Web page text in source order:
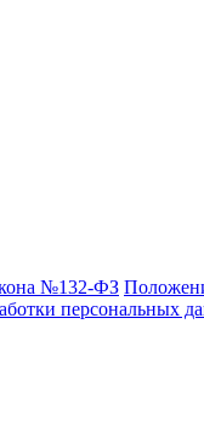
№132-ФЗ
персональных